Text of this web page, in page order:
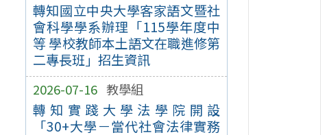
轉知國立中央大學客家語文暨社
會科學學系辦理「115學年度中
等 學校教師本土語文在職進修第
二專長班」招生資訊
2026-07-16 教學組
轉知實踐大學法學院開設
「30+大學－當代社會法律實務